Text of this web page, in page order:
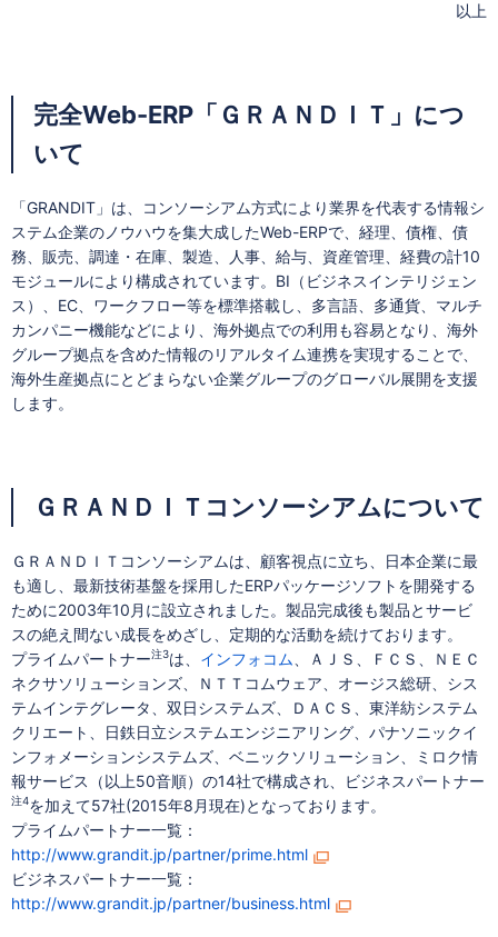
以上
完全Web-ERP「ＧＲＡＮＤＩＴ」につ
いて
「GRANDIT」は、コンソーシアム方式により業界を代表する情報シ
ステム企業のノウハウを集大成したWeb-ERPで、経理、債権、債
務、販売、調達・在庫、製造、人事、給与、資産管理、経費の計10
モジュールにより構成されています。BI（ビジネスインテリジェン
ス）、EC、ワークフロー等を標準搭載し、多言語、多通貨、マルチ
カンパニー機能などにより、海外拠点での利用も容易となり、海外
グループ拠点を含めた情報のリアルタイム連携を実現することで、
海外生産拠点にとどまらない企業グループのグローバル展開を支援
します。
ＧＲＡＮＤＩＴコンソーシアムについて
ＧＲＡＮＤＩＴコンソーシアムは、顧客視点に立ち、日本企業に最
も適し、最新技術基盤を採用したERPパッケージソフトを開発する
ために2003年10月に設立されました。製品完成後も製品とサービ
スの絶え間ない成長をめざし、定期的な活動を続けております。
プライムパートナー注3は、 インフォコム 、ＡＪＳ、ＦＣＳ、ＮＥＣ
ネクサソリューションズ、ＮＴＴコムウェア、オージス総研、シス
テムインテグレータ、双日システムズ、ＤＡＣＳ、東洋紡システム
クリエート、日鉄日立システムエンジニアリング、パナソニックイ
ンフォメーションシステムズ、ベニックソリューション、ミロク情
報サービス（以上50音順）の14社で構成され、ビジネスパートナー
注4を加えて57社(2015年8月現在)となっております。
プライムパートナー一覧：
http://www.grandit.jp/partner/prime.html
ビジネスパートナー一覧：
http://www.grandit.jp/partner/business.html